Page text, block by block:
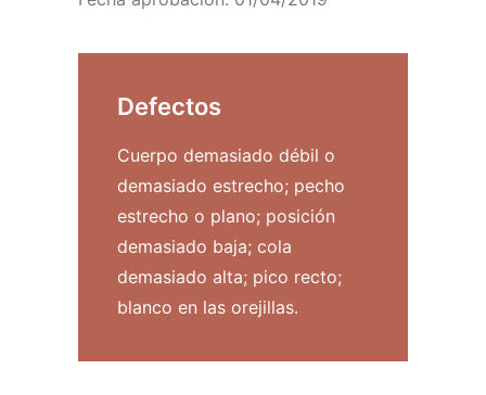
Defectos
Cuerpo demasiado débil o
demasiado estrecho; pecho
estrecho o plano; posición
demasiado baja; cola
demasiado alta; pico recto;
blanco en las orejillas.